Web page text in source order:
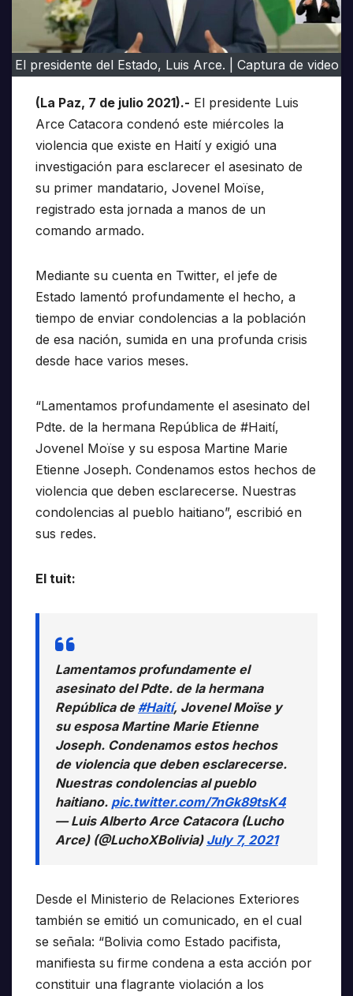
El presidente del Estado, Luis Arce. | Captura de video
(La Paz, 7 de julio 2021).- El presidente Luis
Arce Catacora condenó este miércoles la
violencia que existe en Haití y exigió una
investigación para esclarecer el asesinato de
su primer mandatario, Jovenel Moïse,
registrado esta jornada a manos de un
comando armado.
Mediante su cuenta en Twitter, el jefe de
Estado lamentó profundamente el hecho, a
tiempo de enviar condolencias a la población
de esa nación, sumida en una profunda crisis
desde hace varios meses.
“Lamentamos profundamente el asesinato del
Pdte. de la hermana República de #Haití,
Jovenel Moïse y su esposa Martine Marie
Etienne Joseph. Condenamos estos hechos de
violencia que deben esclarecerse. Nuestras
condolencias al pueblo haitiano”, escribió en
sus redes.
El tuit:
Lamentamos profundamente el
asesinato del Pdte. de la hermana
República de #Haití, Jovenel Moïse y
su esposa Martine Marie Etienne
Joseph. Condenamos estos hechos
de violencia que deben esclarecerse.
Nuestras condolencias al pueblo
haitiano. pic.twitter.com/7nGk89tsK4
— Luis Alberto Arce Catacora (Lucho
Arce) (@LuchoXBolivia) July 7, 2021
Desde el Ministerio de Relaciones Exteriores
también se emitió un comunicado, en el cual
se señala: “Bolivia como Estado pacifista,
manifiesta su firme condena a esta acción por
constituir una flagrante violación a los